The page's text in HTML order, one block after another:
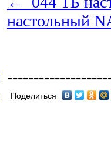
настольный
Поделиться